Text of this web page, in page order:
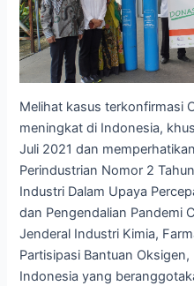
Melihat kasus terkonfirmasi
meningkat di Indonesia,
Juli 2021 dan
Perindustrian Nomor 2
Industri Dalam Upaya
dan Pengendalian Pandemi
Jenderal Industri Kimia,
Partisipasi Bantuan
Indonesia yang